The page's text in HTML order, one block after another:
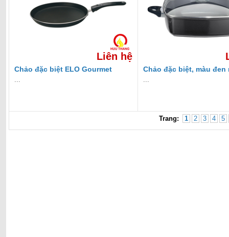
Liên hệ
Chảo đặc biệt ELO Gourmet
...
Chảo đặc biệt, màu đen
...
Trang: 1 2 3 4 5